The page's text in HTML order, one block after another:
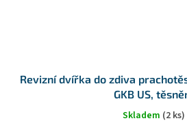
Revizní dvířka do zdiva
GKB US,
Skladem (2 ks)